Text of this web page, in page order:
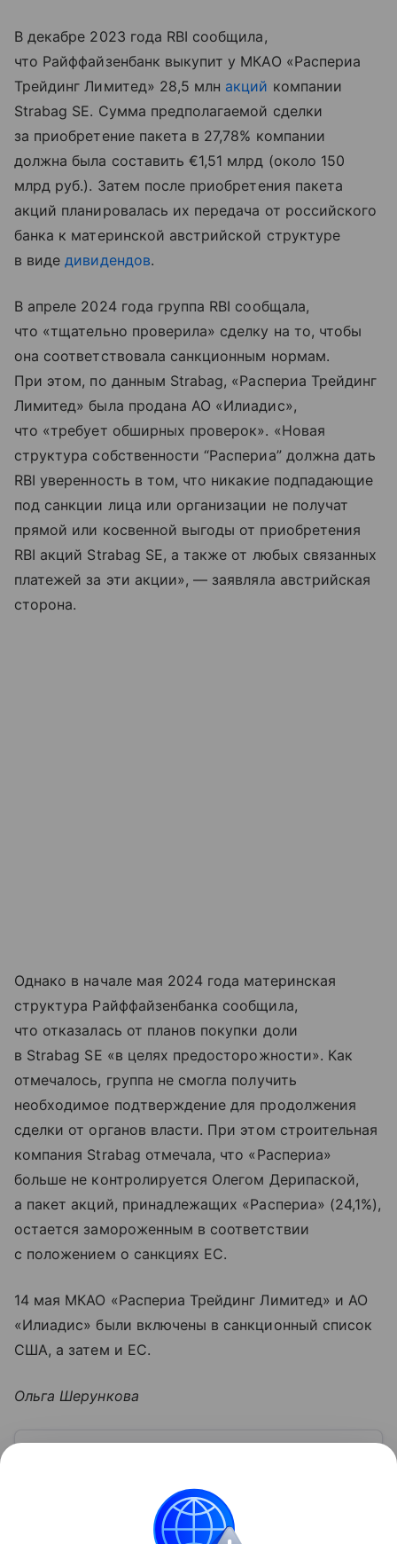
В декабре 2023 года RBI сообщила,
что Райффайзенбанк выкупит у МКАО «Распериа
Трейдинг Лимитед» 28,5 млн акций компании
Strabag SE. Сумма предполагаемой сделки
за приобретение пакета в 27,78% компании
должна была составить €1,51 млрд (около 150
млрд руб.). Затем после приобретения пакета
акций планировалась их передача от российского
банка к материнской австрийской структуре
в видедивидендов.
В апреле 2024 года группа RBI сообщала,
что «тщательно проверила» сделку на то, чтобы
она соответствовала санкционным нормам.
При этом, по данным Strabag, «Распериа Трейдинг
Лимитед» была продана АО «Илиадис»,
что «требует обширных проверок». «Новая
структура собственности “Распериа” должна дать
RBI уверенность в том, что никакие подпадающие
под санкции лица или организации не получат
прямой или косвенной выгоды от приобретения
RBI акций Strabag SE, а также от любых связанных
платежей за эти акции», — заявляла австрийская
сторона.
Однако в начале мая 2024 года материнская
структура Райффайзенбанка сообщила,
что отказалась от планов покупки доли
в Strabag SE «в целях предосторожности». Как
отмечалось, группа не смогла получить
необходимое подтверждение для продолжения
сделки от органов власти. При этом строительная
компания Strabag отмечала, что «Распериа»
больше не контролируется Олегом Дерипаской,
а пакет акций, принадлежащих «Распериа» (24,1%),
остается замороженным в соответствии
с положением о санкциях ЕС.
14 мая МКАО «Распериа Трейдинг Лимитед» и АО
«Илиадис» были включены в санкционный список
США, а затем и ЕС.
Ольга Шерункова
В статье подробно расскажем о том, что такое
акции и как на них можно заработать.